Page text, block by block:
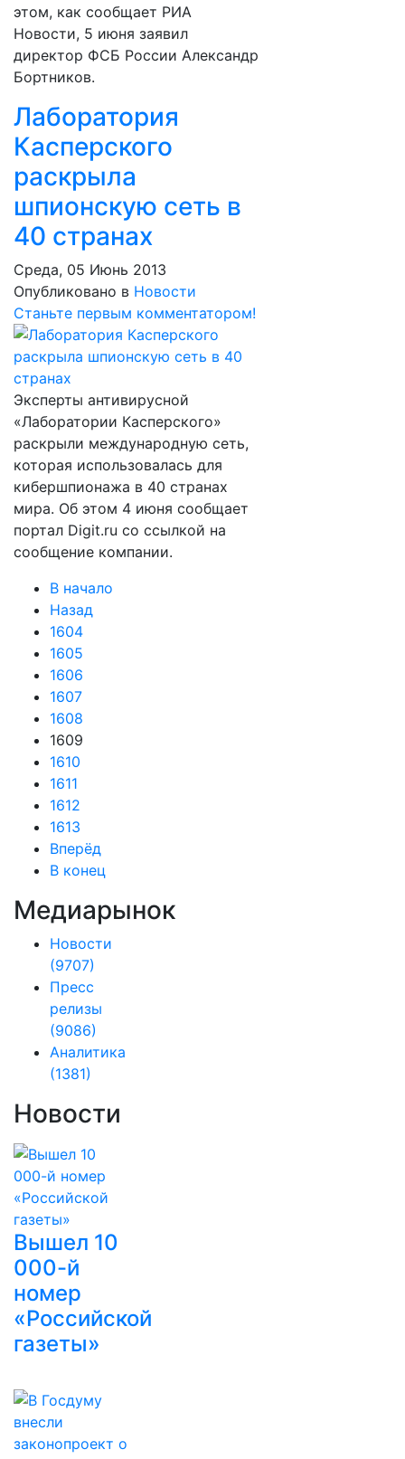
этом, как сообщает РИА
Новости, 5 июня заявил
директор ФСБ России Александр
Бортников.
Лаборатория
Касперского
раскрыла
шпионскую сеть в
40 странах
Среда, 05 Июнь 2013
Опубликовано в Новости
Станьте первым комментатором!
Эксперты антивирусной
«Лаборатории Касперского»
раскрыли международную сеть,
которая использовалась для
кибершпионажа в 40 странах
мира. Об этом 4 июня сообщает
портал Digit.ru со ссылкой на
сообщение компании.
В начало
Назад
1604
1605
1606
1607
1608
1609
1610
1611
1612
1613
Вперёд
В конец
Медиарынок
Новости
(9707)
Пресс
релизы
(9086)
Аналитика
(1381)
Новости
Вышел 10
000-й
номер
«Российской
газеты»